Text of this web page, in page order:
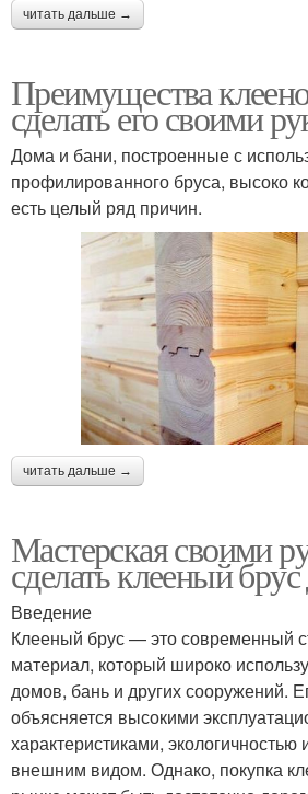
читать дальше →
Преимущества
сделать его своими
Дома и бани, построенные с
профилированного бруса, высоко
есть целый ряд причин.
читать дальше →
Мастерская своими
сделать клееный
Введение
Клееный брус — это современный
материал, который широко
домов, бань и других сооружений.
объясняется высокими
характеристиками, экологичностью
внешним видом. Однако, покупка